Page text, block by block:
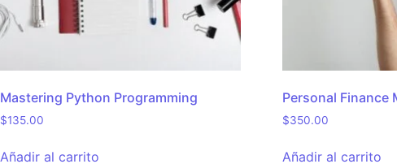
Mastering Python Programming
$135.00
Añadir al carrito
Personal Finance
$350.00
Añadir al carrito